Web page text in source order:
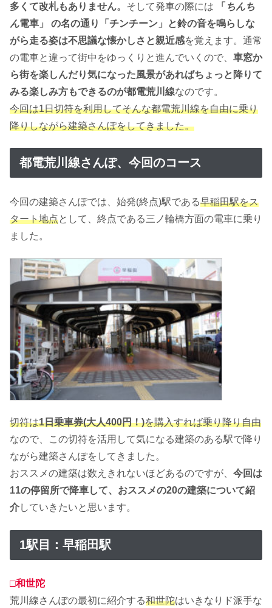
多くて改札もありません。 そして発車の際には 「 ちんち
ん電車」 の名の通り「チンチーン」と鈴の音を鳴らしな
がら走る姿は不思議な懐かしさと親近感を覚えます。通常
の電車と違って街中をゆっくりと進んでいくので、 車窓か
ら街を楽しんだり気になった風景があればちょっと降りて
みる楽しみ方もできるのが都電荒川線なのです。
今回は1日切符を利用してそんな都電荒川線を自由に乗り
降りしながら建築さんぽをしてきました。
都電荒川線さんぽ、今回のコース
今回の建築さんぽでは、始発(終点)駅である早稲田駅をス
タート地点として、終点である三ノ輪橋方面の電車に乗り
ました。
切符は1日乗車券(大人400円！)を購入すれば乗り降り自由
なので、この切符を活用して気になる建築のある駅で降り
ながら建築さんぽをしてきました。
おススメの建築は数えきれないほどあるのですが、 今回は
11の停留所で降車して、おススメの20の建築について紹
介していきたいと思います。
1駅目：早稲田駅
□和世陀
荒川線さんぽの最初に紹介する和世陀はいきなりド派手な